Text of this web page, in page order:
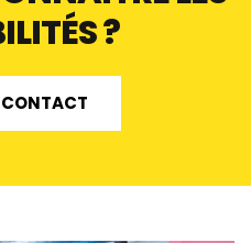
?
CONTACT